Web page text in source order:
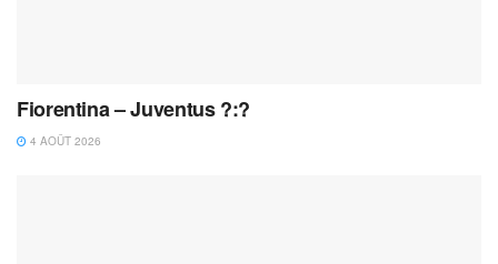
Fiorentina – Juventus ?:?
4 AOÛT 2026